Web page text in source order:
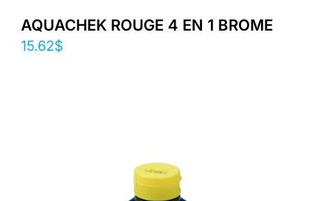
AQUACHEK ROUGE 4 EN 1 BROME
15.62$